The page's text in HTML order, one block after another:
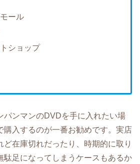
ール
ショップ
パンマンのDVDを手に入れたい場
購入するのが一番お勧めです。実店
ど在庫切れだったり、時期的に取り
駄足になってしまうケースもあるか